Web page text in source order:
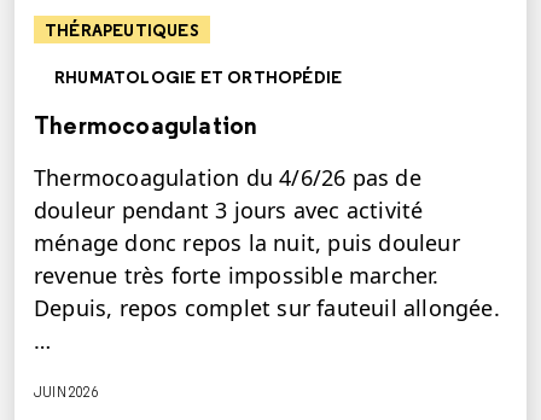
THÉRAPEUTIQUES
RHUMATOLOGIE ET ORTHOPÉDIE
Thermocoagulation
Thermocoagulation du 4/6/26 pas de
douleur pendant 3 jours avec activité
ménage donc repos la nuit, puis douleur
revenue très forte impossible marcher.
Depuis, repos complet sur fauteuil allongée.
…
JUIN 2026